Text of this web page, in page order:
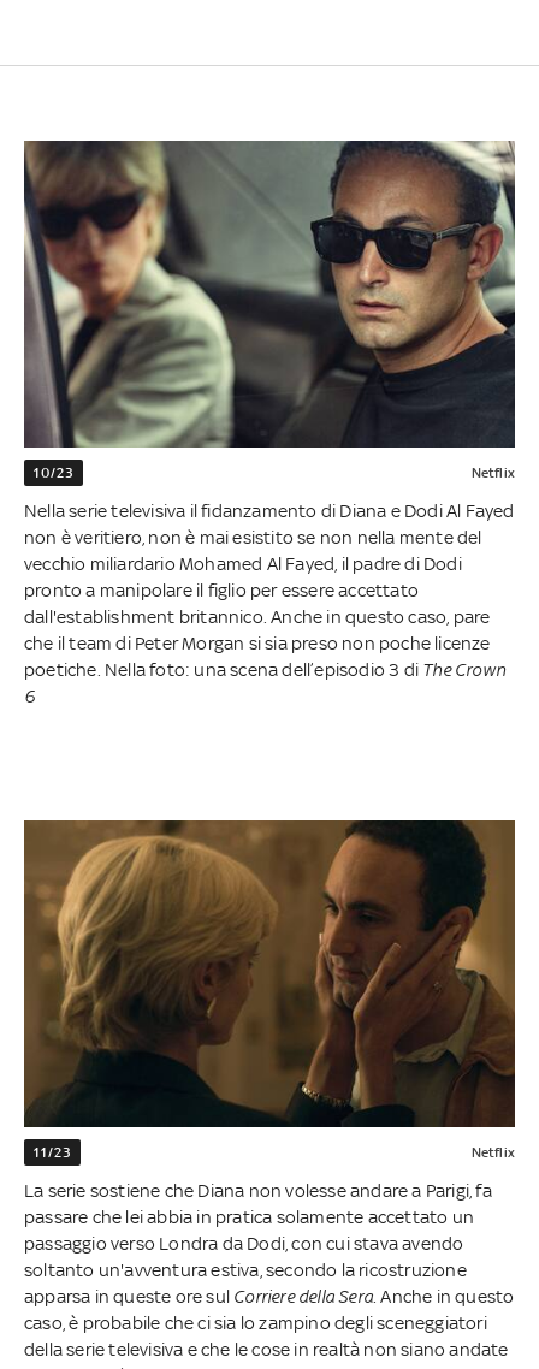
10/23 Netflix
Nella serie televisiva il fidanzamento di Diana e Dodi Al Fayed
non è veritiero, non è mai esistito se non nella mente del
vecchio miliardario Mohamed Al Fayed, il padre di Dodi
pronto a manipolare il figlio per essere accettato
dall'establishment britannico. Anche in questo caso, pare
che il team di Peter Morgan si sia preso non poche licenze
poetiche. Nella foto: una scena dell’episodio 3 di The Crown
6
11/23 Netflix
La serie sostiene che Diana non volesse andare a Parigi, fa
passare che lei abbia in pratica solamente accettato un
passaggio verso Londra da Dodi, con cui stava avendo
soltanto un'avventura estiva, secondo la ricostruzione
apparsa in queste ore sul Corriere della Sera . Anche in questo
caso, è probabile che ci sia lo zampino degli sceneggiatori
della serie televisiva e che le cose in realtà non siano andate